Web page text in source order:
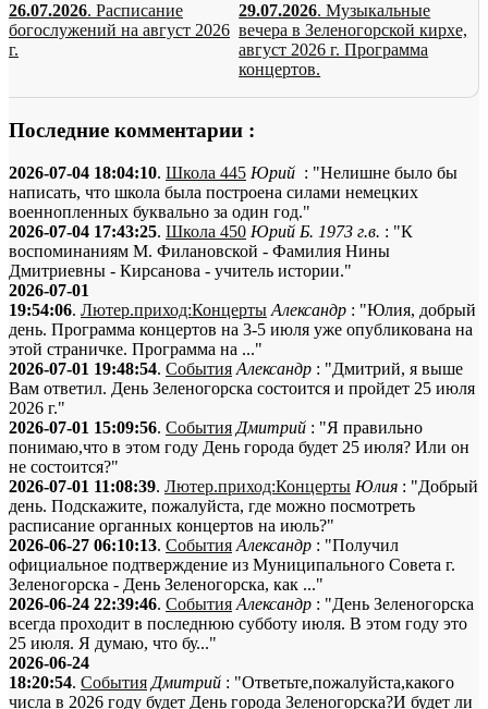
26.07.2026. Расписание
богослужений на август 2026
г.
29.07.2026. Музыкальные
вечера в Зеленогорской кирхе,
август 2026 г. Программа
концертов.
Последние комментарии :
2026-07-04 18:04:10. Школа 445 Юрий : "Нелишне было бы
написать, что школа была построена силами немецких
военнопленных буквально за один год."
2026-07-04 17:43:25. Школа 450 Юрий Б. 1973 г.в. : "К
воспоминаниям М. Филановской - Фамилия Нины
Дмитриевны - Кирсанова - учитель истории."
2026-07-01
19:54:06. Лютер.приход:Концерты Александр : "Юлия, добрый
день. Программа концертов на 3-5 июля уже опубликована на
этой страничке. Программа на ..."
2026-07-01 19:48:54. События Александр : "Дмитрий, я выше
Вам ответил. День Зеленогорска состоится и пройдет 25 июля
2026 г."
2026-07-01 15:09:56. События Дмитрий : "Я правильно
понимаю,что в этом году День города будет 25 июля? Или он
не состоится?"
2026-07-01 11:08:39. Лютер.приход:Концерты Юлия : "Добрый
день. Подскажите, пожалуйста, где можно посмотреть
расписание органных концертов на июль?"
2026-06-27 06:10:13. События Александр : "Получил
официальное подтверждение из Муниципального Совета г.
Зеленогорска - День Зеленогорска, как ..."
2026-06-24 22:39:46. События Александр : "День Зеленогорска
всегда проходит в последнюю субботу июля. В этом году это
25 июля. Я думаю, что бу..."
2026-06-24
18:20:54. События Дмитрий : "Ответьте,пожалуйста,какого
числа в 2026 году будет День города Зеленогорска?И будет ли